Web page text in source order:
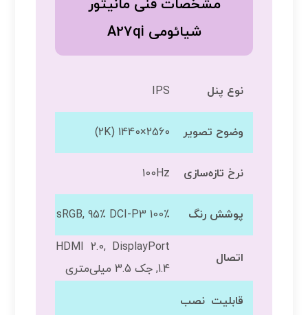
مشخصات فنی مانیتور
شیائومی A27qi
نوع پنل IPS
وضوح تصویر 2560×1440 (2K)
نرخ تازه‌سازی 100Hz
پوشش رنگ 100٪ sRGB, 95٪ DCI-P3
اتصال
HDMI 2.0, DisplayPort
1.4, جک 3.5 میلی‌متری
قابلیت نصب